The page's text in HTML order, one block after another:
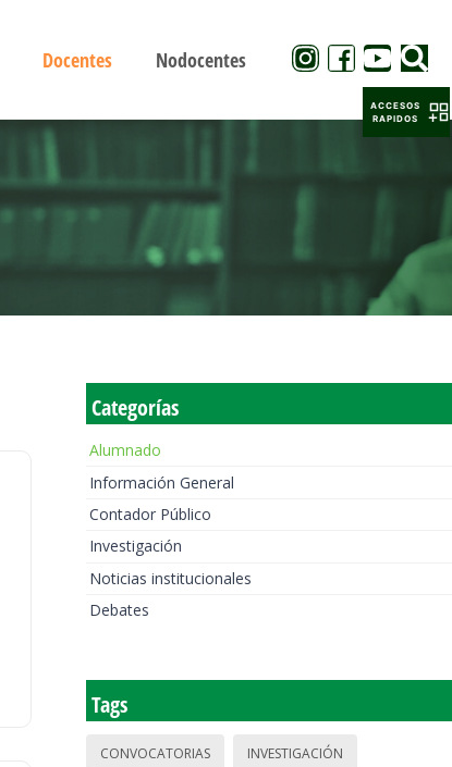
Docentes Nodocentes
Categorías
Alumnado
Información General
Contador Público
Investigación
Noticias institucionales
Debates
Tags
CONVOCATORIAS INVESTIGACIÓN
ACCESOS
RAPIDOS